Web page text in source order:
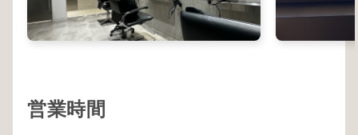
営業時間